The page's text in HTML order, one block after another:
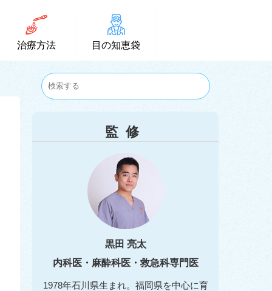
治療方法 目の知恵袋
監修
黒田 亮太
内科医・麻酔科医・救急科専門医
1978年石川県生まれ。福岡県を中心に育